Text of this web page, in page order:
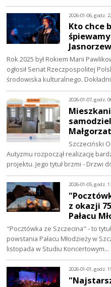
2026-01-06, godz.
Kto chce
Rok 2025 był Rokiem Marii
ogłosił Senat Rzeczpospolitej
środowiska kulturalnego.
2026-01-07, godz.
Szczeciński
Autyzmu rozpoczął realizację
projektu. Jego tytuł brzmi - Drzwi
2026-01-05, godz.
z okazji
Pałacu
"Pocztówka ze Szczecina" - to
powstania Pałacu Młodzieży w
listopada w Studiu Koncertowym…
2026-01-01, godz.